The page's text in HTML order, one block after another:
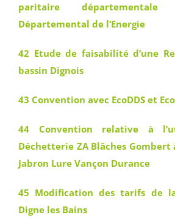
paritaire
Départemental de l’Energie
42 Etude de faisabilité d’une
bassin Dignois
43 Convention avec EcoDDS et
44 Convention relative à
Déchetterie ZA Blâches Gombert
Jabron Lure Vançon Durance
45 Modification des tarifs de
Digne les Bains